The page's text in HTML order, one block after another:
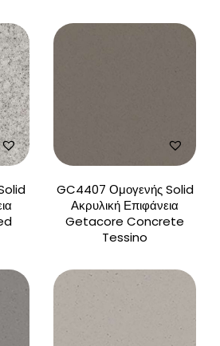
GC4407 Ομογενής Solid
Ακρυλική Επιφάνεια
Getacore Concrete
Tessino